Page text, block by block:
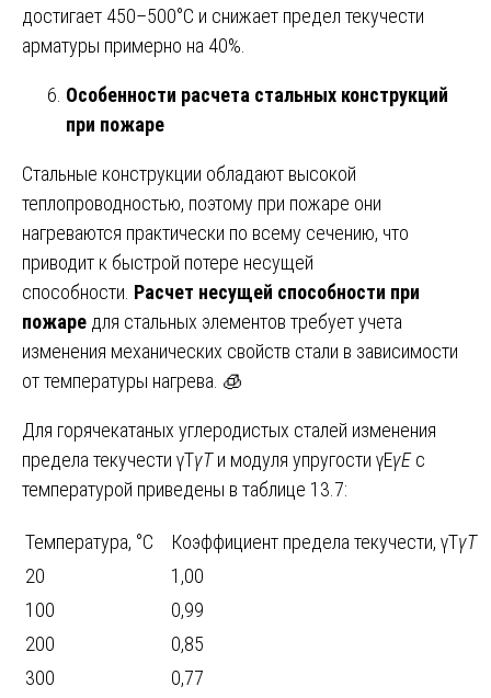
достигает 450–500°C и снижает предел текучести
арматуры примерно на 40%.
Особенности расчета стальных конструкций
при пожаре
Стальные конструкции обладают высокой
теплопроводностью, поэтому при пожаре они
нагреваются практически по всему сечению, что
приводит к быстрой потере несущей
способности. Расчет несущей способности при
пожаре для стальных элементов требует учета
изменения механических свойств стали в зависимости
от температуры нагрева. 🧊
Для горячекатаных углеродистых сталей изменения
предела текучести γTγT​ и модуля упругости γEγE​ с
температурой приведены в таблице 13.7:
Температура, °С Коэффициент предела текучести, γTγT
20
1,00
100
0,99
200
0,85
300
0,77